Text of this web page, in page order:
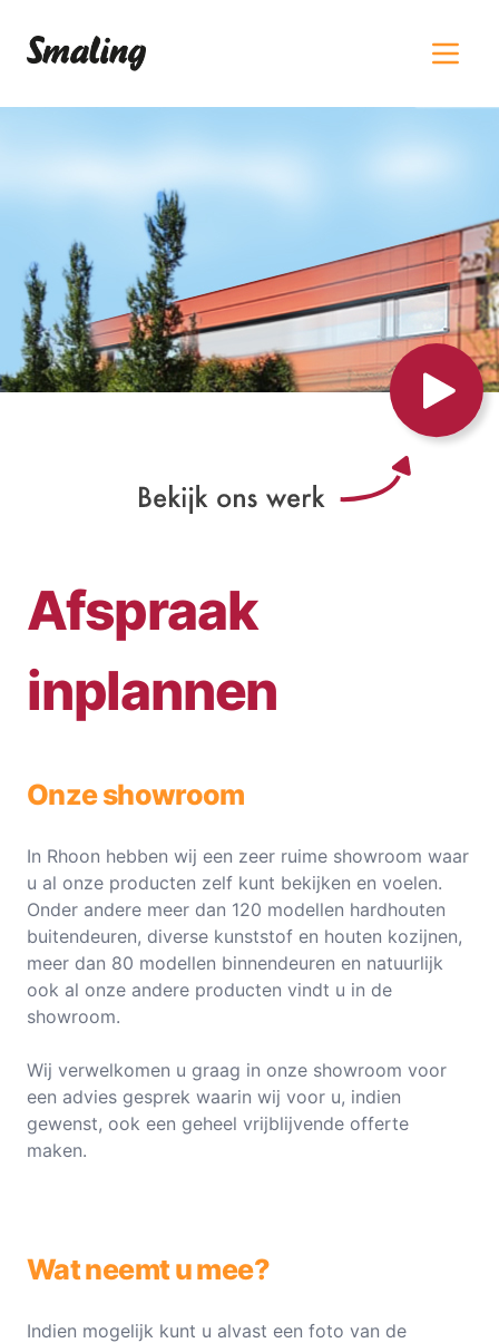
Afspraak
inplannen
Onze showroom
In Rhoon hebben wij een zeer ruime showroom waar
u al onze producten zelf kunt bekijken en voelen.
Onder andere meer dan 120 modellen hardhouten
buitendeuren, diverse kunststof en houten kozijnen,
meer dan 80 modellen binnendeuren en natuurlijk
ook al onze andere producten vindt u in de
showroom.
Wij verwelkomen u graag in onze showroom voor
een advies gesprek waarin wij voor u, indien
gewenst, ook een geheel vrijblijvende offerte
maken.
Wat neemt u mee?
Indien mogelijk kunt u alvast een foto van de